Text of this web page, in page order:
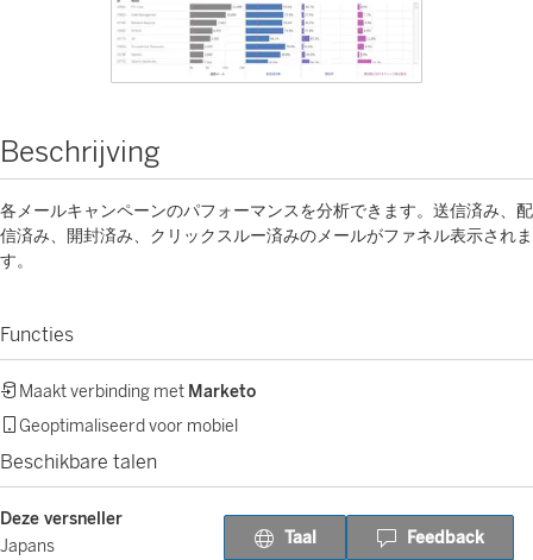
Beschrijving
各メールキャンペーンのパフォーマンスを分析できます。送信済み、配
信済み、開封済み、クリックスルー済みのメールがファネル表示されま
す。
Functies
Maakt verbinding met Marketo
Geoptimaliseerd voor mobiel
Beschikbare talen
Deze versneller
Japans
Taal Feedback